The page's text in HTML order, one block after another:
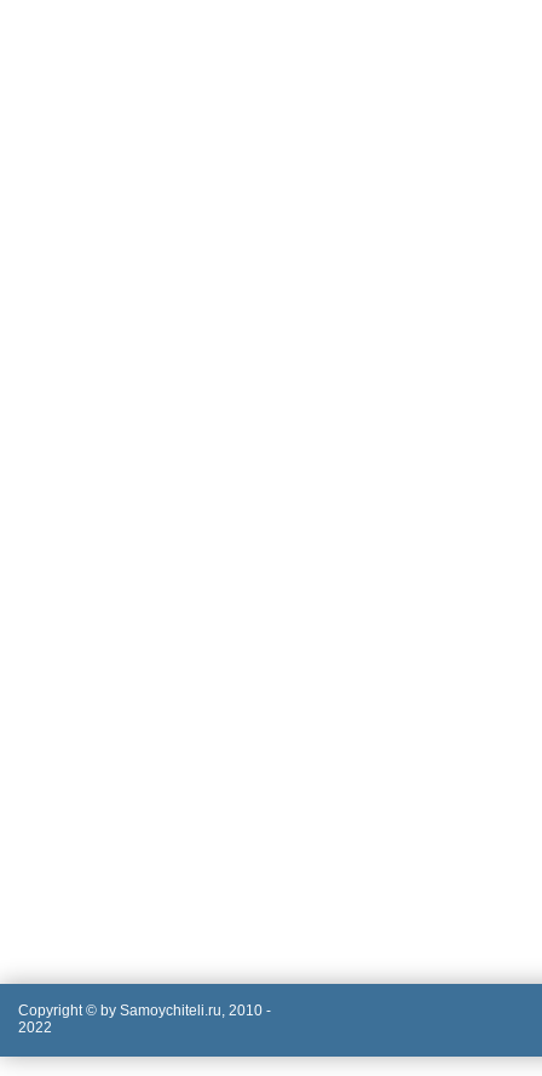
Copyright © by Samoychiteli.ru, 2010 -
2022